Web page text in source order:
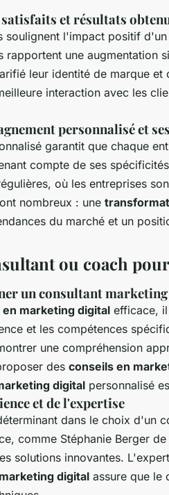
et résultats
soulignent l'impact positif d'un
rapportent une augmentation
leur identité de marque et
interaction avec les
personnalisé et
garantit que chaque
compte de ses
où les entreprises
nombreux : une
du marché et un
ou coach
un consultant marketing
marketing digital efficace,
et les compétences
une compréhension
des conseils en
digital personnalisé
et de l'expertise
dans le choix d'un
comme Stéphanie Berger
solutions innovantes.
digital assure que le